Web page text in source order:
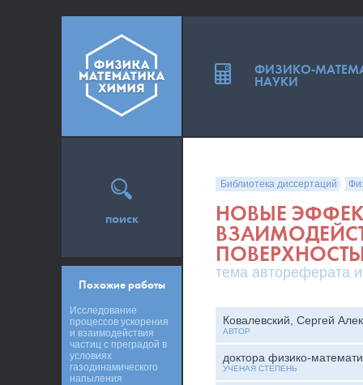
Библиотека диссертаций
НОВЫЕ
тема автореферата
Ковалевский, Сергей
АВТОР
доктора физико-
УЧЕНАЯ СТЕПЕНЬ
поиск
Похожие работы
Исследование
процессов ускорения
и взаимодействия
частиц с преградой в
условиях
газодинамического
напыления
ФИЗИКО-
НАУКИ